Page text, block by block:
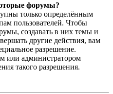
форумы?
только определённым
пользователей. Чтобы
создавать в них темы и
другие действия, вам
разрешение.
или администратором
такого разрешения.